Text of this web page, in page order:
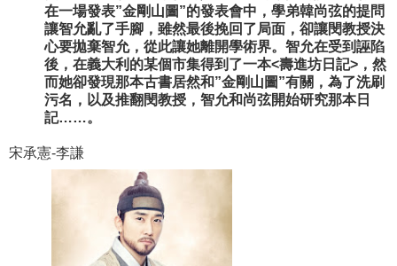
在一場發表”金剛山圖”的發表會中，學弟韓尚弦的提問
讓智允亂了手腳，雖然最後挽回了局面，卻讓閔教授決
心要拋棄智允，從此讓她離開學術界。智允在受到誣陷
後，在義大利的某個市集得到了一本<壽進坊日記>，然
而她卻發現那本古書居然和”金剛山圖”有關，為了洗刷
污名，以及推翻閔教授，智允和尚弦開始研究那本日
記……。
宋承憲-李謙